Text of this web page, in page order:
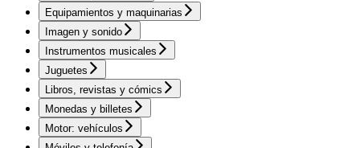
Equipamientos y maquinarias
Imagen y sonido
Instrumentos musicales
Juguetes
Libros, revistas y cómics
Monedas y billetes
Motor: vehículos